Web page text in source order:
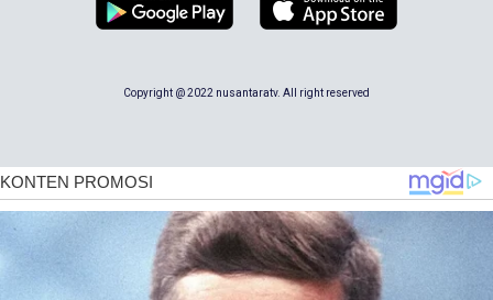
Copyright @ 2022 nusantaratv. All right reserved